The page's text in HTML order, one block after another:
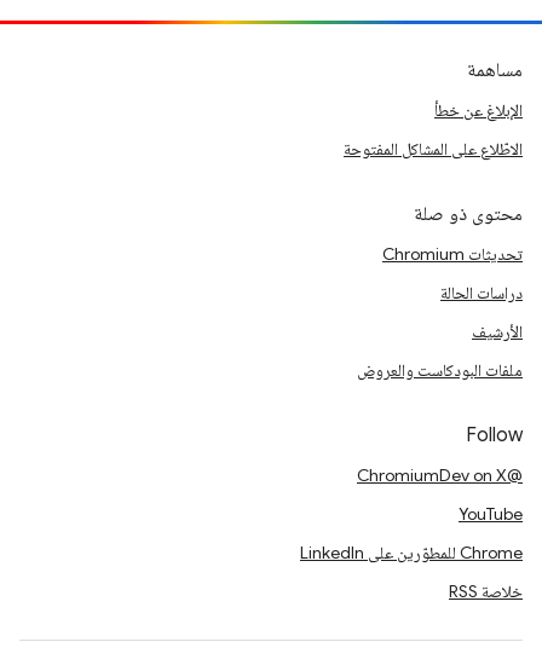
مساهمة
الإبلاغ عن خطأ
الاطّلاع على المشاكل المفتوحة
محتوى ذو صلة
تحديثات Chromium
دراسات الحالة
الأرشيف
ملفات البودكاست والعروض
Follow
@ChromiumDev on X
YouTube
Chrome للمطوّرين على LinkedIn
خلاصة RSS